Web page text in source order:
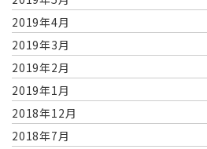
2019年4月
2019年3月
2019年2月
2019年1月
2018年12月
2018年7月